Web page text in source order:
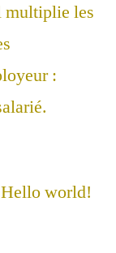
multiplie les
:
Hello world!